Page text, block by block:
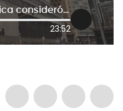
Banco de la República consideró inconveniente elegir al comité para el manejo de pensiones
23:52